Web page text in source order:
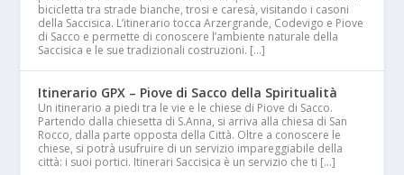
bicicletta tra strade bianche, trosi e caresà, visitando i casoni
della Saccisica. L’itinerario tocca Arzergrande, Codevigo e Piove
di Sacco e permette di conoscere l’ambiente naturale della
Saccisica e le sue tradizionali costruzioni. […]
Itinerario GPX – Piove di Sacco della Spiritualità
Un itinerario a piedi tra le vie e le chiese di Piove di Sacco.
Partendo dalla chiesetta di S.Anna, si arriva alla chiesa di San
Rocco, dalla parte opposta della Città. Oltre a conoscere le
chiese, si potrà usufruire di un servizio impareggiabile della
città: i suoi portici. Itinerari Saccisica è un servizio che ti […]